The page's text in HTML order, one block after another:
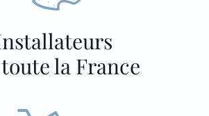
la France